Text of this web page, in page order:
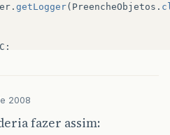
. getLogger( PreencheObjetos .
;
2008
fazer assim: